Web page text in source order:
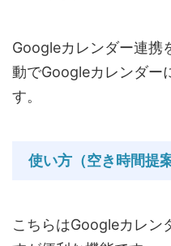
Googleカレンダー連携
動でGoogleカレンダー
す。
使い方（空き時間提案
こちらはGoogleカレン